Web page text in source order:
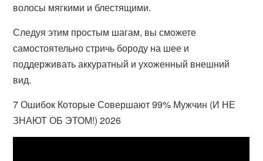
волосы мягкими и блестящими.
Следуя этим простым шагам, вы сможете
самостоятельно стричь бороду на шее и
поддерживать аккуратный и ухоженный внешний
вид.
7 Ошибок Которые Совершают 99% Мужчин (И НЕ
ЗНАЮТ ОБ ЭТОМ!) 2026